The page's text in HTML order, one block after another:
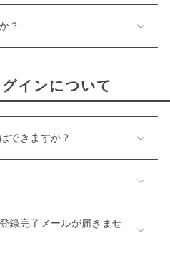
？
インについて
できますか？
録完了メールが届きませ